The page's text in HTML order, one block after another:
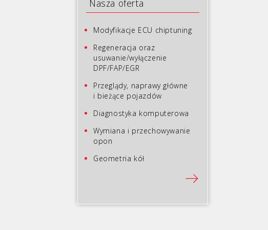
Nasza oferta
Modyfikacje ECU chiptuning
Regeneracja oraz
usuwanie/wyłączenie
DPF/FAP/EGR
Przeglądy, naprawy główne
i bieżące pojazdów
Diagnostyka komputerowa
Wymiana i przechowywanie
opon
Geometria kół